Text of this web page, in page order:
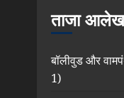
ताजा आलेख
बॉलीवुड और
1)